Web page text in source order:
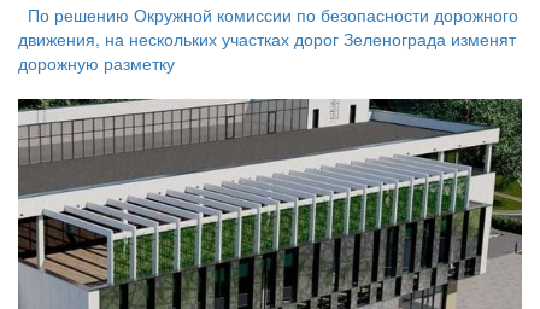
По решению Окружной комиссии по безопасности дорожного
движения, на нескольких участках дорог Зеленограда изменят
дорожную разметку